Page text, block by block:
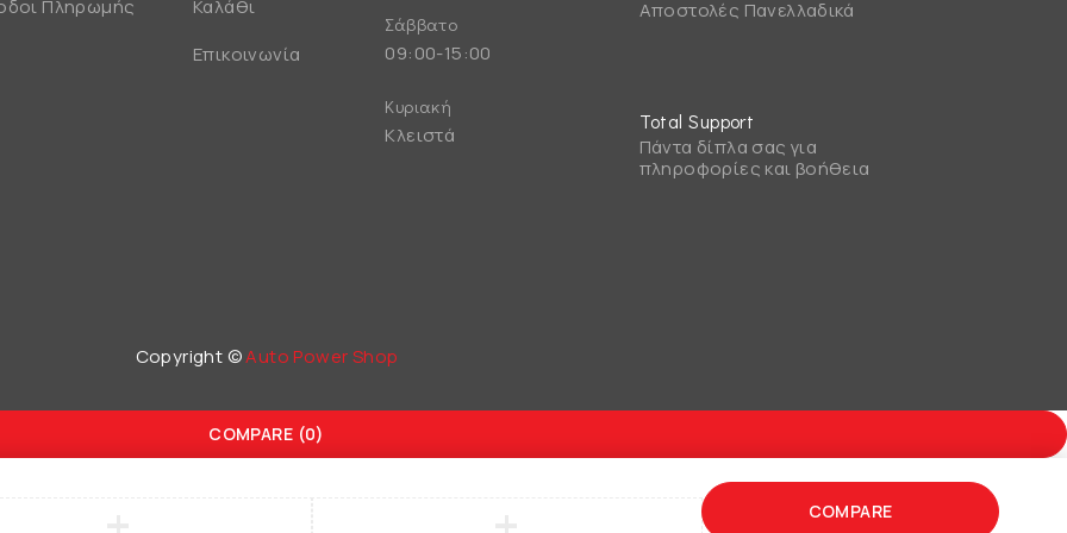
Πληρωμής
Καλάθι
Επικοινωνία
Σάββατο
09:00-15:00
Κυριακή
Κλειστά
Αποστολές Πανελλαδικά
Total Support
Πάντα δίπλα σας για
πληροφορίες και βοήθεια
Copyright ©Auto Power Shop
COMPARE (0)
COMPARE